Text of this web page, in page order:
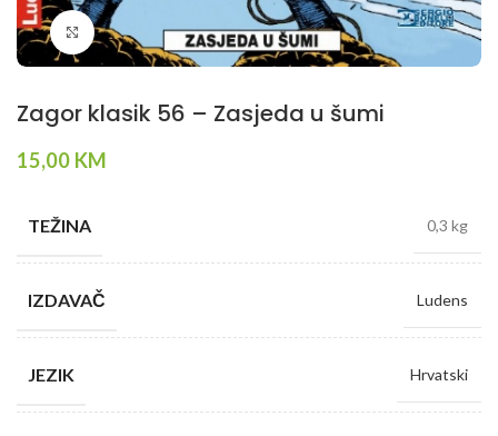
Klikni da povečaš
Zagor klasik 56 – Zasjeda u šumi
15,00 KM
TEŽINA 0,3 kg
IZDAVAČ Ludens
JEZIK Hrvatski